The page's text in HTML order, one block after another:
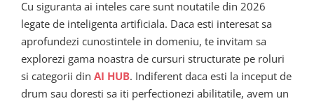
Cu siguranta ai inteles care sunt noutatile din 2026
legate de inteligenta artificiala. Daca esti interesat sa
aprofundezi cunostintele in domeniu, te invitam sa
explorezi gama noastra de cursuri structurate pe roluri
si categorii din AI HUB. Indiferent daca esti la inceput de
drum sau doresti sa iti perfectionezi abilitatile, avem un